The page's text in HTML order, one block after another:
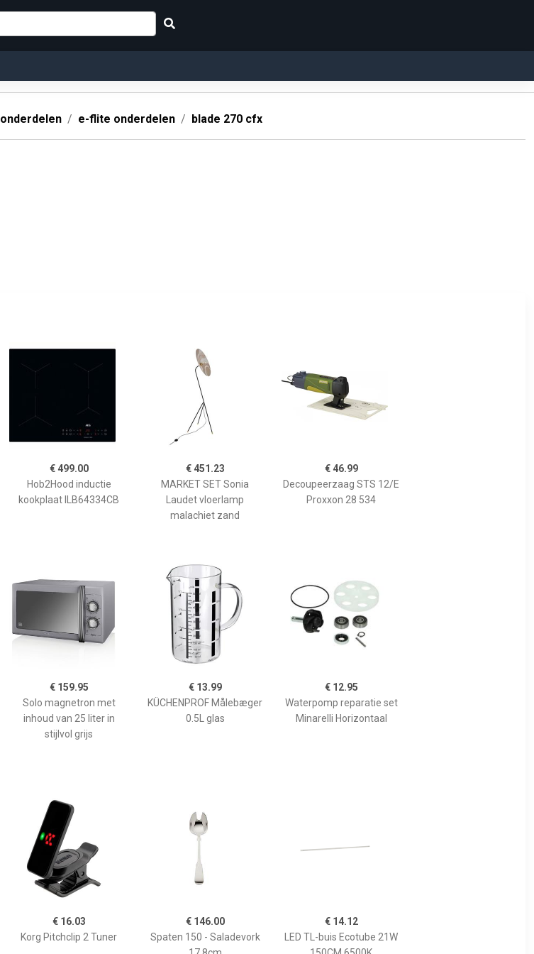
onderdelen e-flite onderdelen blade 270 cfx
€ 499.00
Hob2Hood inductie
kookplaat ILB64334CB
€ 451.23
MARKET SET Sonia
Laudet vloerlamp
malachiet zand
€ 46.99
Decoupeerzaag STS 12/E
Proxxon 28 534
€ 159.95
Solo magnetron met
inhoud van 25 liter in
stijlvol grijs
€ 13.99
KÜCHENPROF Målebæger
0.5L glas
€ 12.95
Waterpomp reparatie set
Minarelli Horizontaal
€ 16.03
Korg Pitchclip 2 Tuner
€ 146.00
Spaten 150 - Saladevork
€ 14.12
LED TL-buis Ecotube 21W